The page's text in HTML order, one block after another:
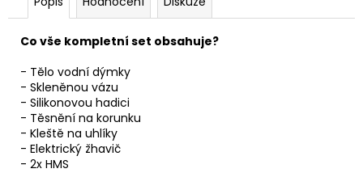
Co vše kompletní set obsahuje?
- Tělo vodní dýmky
- Skleněnou vázu
- Silikonovou hadici
- Těsnění na korunku
- Kleště na uhlíky
- Elektrický žhavič
- 2x HMS